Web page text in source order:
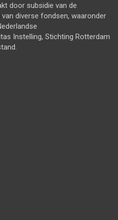
door subsidie van de
diverse fondsen, waaronder
Instelling, Stichting Rotterdam